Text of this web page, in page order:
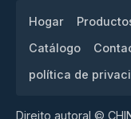
Hogar
Catálogo
política de
Direito autoral ©